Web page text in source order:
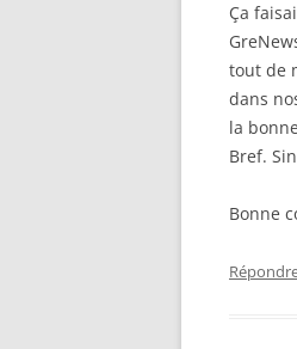
Ça
tout de
dans
la
Bref.
Bonne